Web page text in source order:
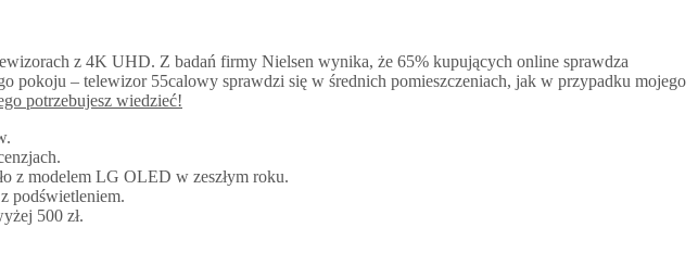
z 4K UHD. Z badań firmy Nielsen wynika, że 65% kupujących online sprawdza
pokoju – telewizor 55calowy sprawdzi się w średnich pomieszczeniach, jak w przypadku mojego
potrzebujesz wiedzieć!
z modelem LG OLED w zeszłym roku.
podświetleniem.
500 zł.